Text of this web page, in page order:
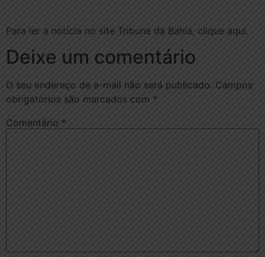
Para ler a notícia no site Tribuna da Bahia, clique aqui.
Deixe um comentário
O seu endereço de e-mail não será publicado. Campos
obrigatórios são marcados com *
Comentário *